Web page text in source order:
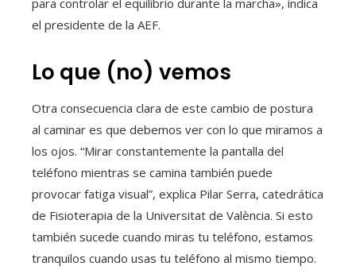
el presidente de la AEF.
Lo que (no) vemos
Otra consecuencia clara de este cambio de postura
al caminar es que debemos ver con lo que miramos a
los ojos. “Mirar constantemente la pantalla del
teléfono mientras se camina también puede
provocar fatiga visual”, explica Pilar Serra, catedrática
de Fisioterapia de la Universitat de València. Si esto
también sucede cuando miras tu teléfono, estamos
tranquilos cuando usas tu teléfono al mismo tiempo.